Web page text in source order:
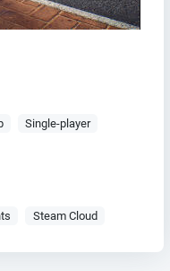
Single-player
Steam Cloud